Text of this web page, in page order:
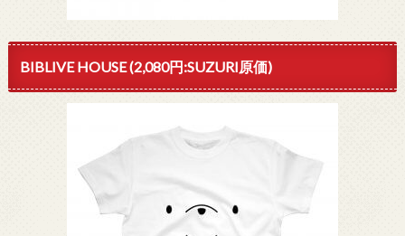
BIBLIVE HOUSE (2,080円:SUZURI原価)